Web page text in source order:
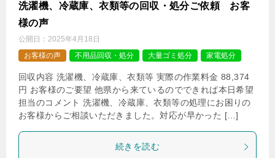
洗濯機、冷蔵庫、衣類等の回収・処分ご依頼 お客
様の声
公開日： 2025年4月18日
お客様の声
不用品回収・処分 大量ゴミ処分 家電処分
回収内容 洗濯機、冷蔵庫、衣類等 実際の作業料金 88,374
円 お客様のご要望 他県から来ているのでできれば本日希望
担当のコメント 洗濯機、冷蔵庫、衣類等の処理にお困りの
お客様からご相談いただきました。対応が早かった […]
続きを読む